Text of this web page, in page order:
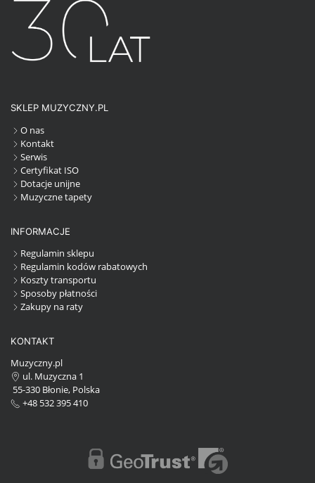
SKLEP MUZYCZNY.PL
O nas
Kontakt
Serwis
Certyfikat ISO
Dotacje unijne
Muzyczne tapety
INFORMACJE
Regulamin sklepu
Regulamin kodów rabatowych
Koszty transportu
Sposoby płatności
Zakupy na raty
KONTAKT
Muzyczny.pl
ul. Muzyczna 1
55-330 Błonie, Polska
+48 532 395 410